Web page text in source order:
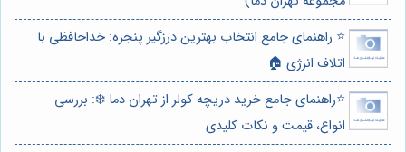
⭐️ راهنمای جامع انتخاب بهترین درزگیر پنجره: خداحافظی با
اتلاف انرژی 🏠
⭐️راهنمای جامع خرید دریچه کولر از تهران دما ❄️: بررسی
انواع، قیمت و نکات کلیدی